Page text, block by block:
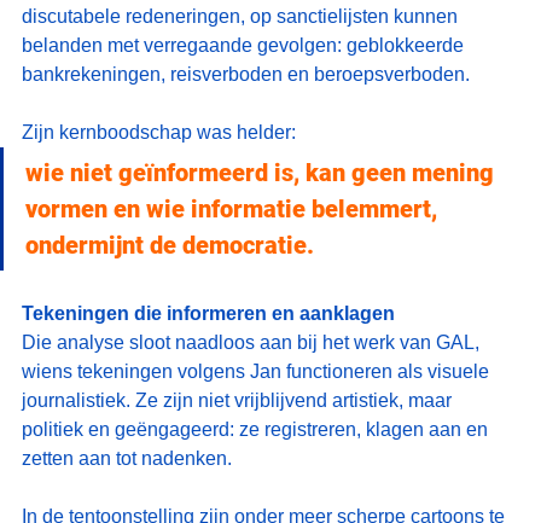
discutabele redeneringen, op sanctielijsten kunnen
belanden met verregaande gevolgen: geblokkeerde
bankrekeningen, reisverboden en beroepsverboden.
Zijn kernboodschap was helder:
wie niet geïnformeerd is, kan geen mening
vormen en wie informatie belemmert,
ondermijnt de democratie.
Tekeningen die informeren en aanklagen
Die analyse sloot naadloos aan bij het werk van GAL,
wiens tekeningen volgens Jan functioneren als visuele
journalistiek. Ze zijn niet vrijblijvend artistiek, maar
politiek en geëngageerd: ze registreren, klagen aan en
zetten aan tot nadenken.
In de tentoonstelling zijn onder meer scherpe cartoons te